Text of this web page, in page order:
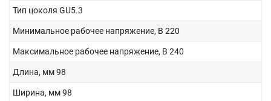
Тип цоколя GU5.3
Минимальное рабочее напряжение, В 220
Максимальное рабочее напряжение, В 240
Длина, мм98
Ширина, мм98